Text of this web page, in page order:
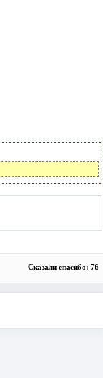
Сказали спасибо: 76